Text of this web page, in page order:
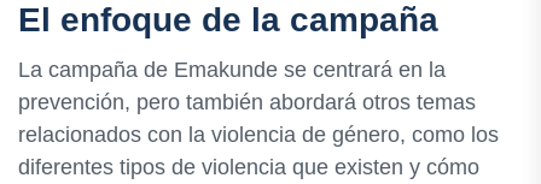
El enfoque de la campaña
La campaña de Emakunde se centrará en la
prevención, pero también abordará otros temas
relacionados con la violencia de género, como los
diferentes tipos de violencia que existen y cómo